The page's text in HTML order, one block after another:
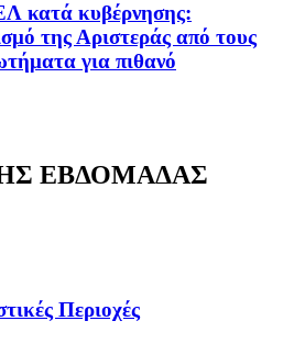
κατά κυβέρνησης:
της Αριστεράς από τους
για πιθανό
ΕΒΔΟΜΑΔΑΣ
Περιοχές